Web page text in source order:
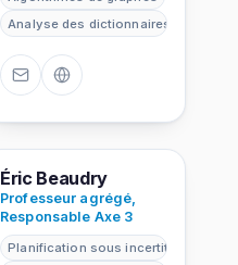
Analyse des dictionnaires
ÉB
Éric Beaudry
Professeur agrégé,
Responsable Axe 3
Planification sous incertitude